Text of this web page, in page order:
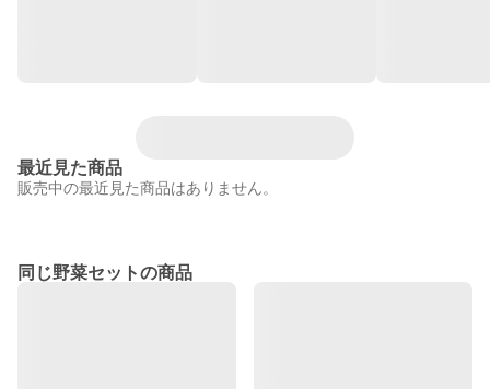
最近見た商品
販売中の最近見た商品はありません。
同じ野菜セットの商品